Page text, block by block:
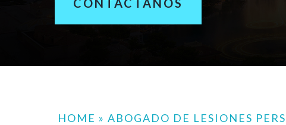
HOME »ABOGADO DE LESIONES